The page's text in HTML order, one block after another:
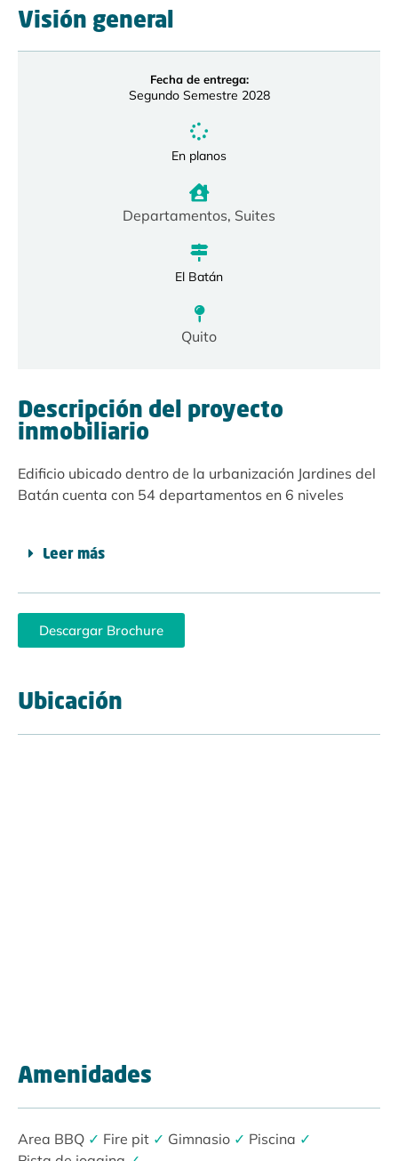
Visión general
Fecha de entrega:
Segundo Semestre 2028
En planos
Departamentos, Suites
El Batán
Quito
Descripción del proyecto
inmobiliario
Edificio ubicado dentro de la urbanización Jardines del
Batán cuenta con 54 departamentos en 6 niveles
Leer más
Descargar Brochure
Ubicación
Amenidades
Area BBQ ✓ Fire pit ✓ Gimnasio ✓ Piscina ✓